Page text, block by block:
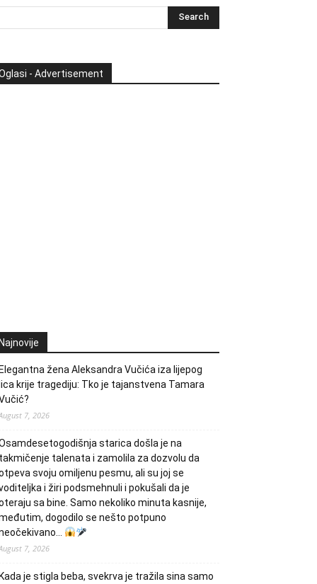
- Advertisement
žena Aleksandra Vučića iza lijepog
krije tragediju: Tko je tajanstvena Tamara
7, 2026
starica došla je na
talenata i zamolila za dozvolu da
svoju omiljenu pesmu, ali su joj se
i žiri podsmehnuli i pokušali da je
sa bine. Samo nekoliko minuta kasnije,
dogodilo se nešto potpuno
7, 2026
je stigla beba, svekrva je tražila sina samo